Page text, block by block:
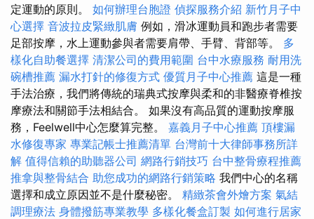
定運動的原則。 如何辦理台胞證 偵探服務介紹 新竹月子中
心選擇 音波拉皮緊緻肌膚 例如，滑冰運動員和跑步者需要
足部按摩，水上運動參與者需要肩帶、手臂、背部等。 多
樣化自助餐選擇 清潔公司的費用範圍 台中水療服務 耐用洗
碗槽推薦 漏水打針的修復方式 優質月子中心推薦 這是一種
手法治療，我們將傳統的瑞典式按摩與柔和的非醫療脊椎按
摩療法和關節手法相結合。 如果沒有高品質的運動按摩服
務，Feelwell中心怎麼算完整。 嘉義月子中心推薦 頂樓漏
水修復專家 專業記帳士推薦清單 台灣前十大律師事務所詳
解 值得信賴的助聽器公司 網路行銷技巧 台中整骨療程推薦
推拿與整骨結合 助您成功的網路行銷策略 我們中心的名稱
選擇和成立原因並不是什麼秘密。 精緻茶會外燴方案 氣結
調理療法 身體撥筋專業教學 多樣化餐盒訂製 如何進行居家